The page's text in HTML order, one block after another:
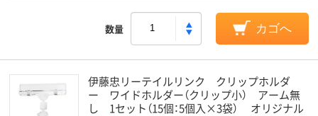
数量 カゴへ
伊藤忠リーテイルリンク クリップホルダ
ー ワイドホルダー（クリップ小） アーム無
し 1セット（15個：5個入×3袋） オリジナル